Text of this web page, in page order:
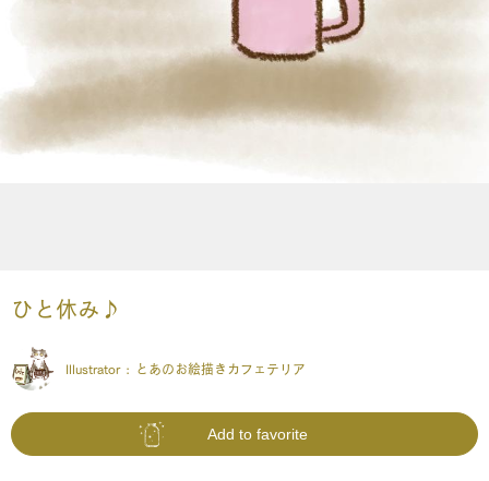
ひと休み♪
Illustrator : とあのお絵描きカフェテリア
Add to favorite